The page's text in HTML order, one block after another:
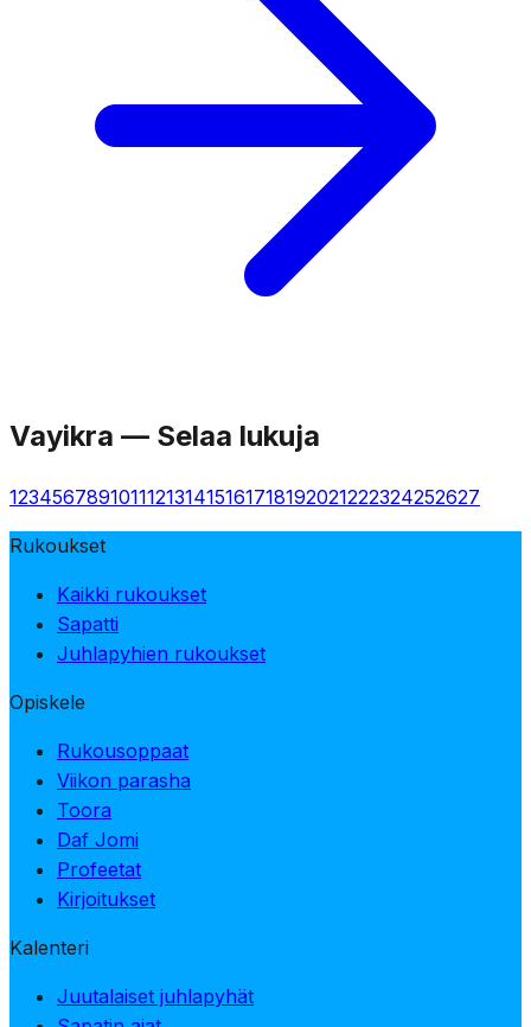
Vayikra — Selaa lukuja
123456789101112131415161718192021222324252627
Rukoukset
Kaikki rukoukset
Sapatti
Juhlapyhien rukoukset
Opiskele
Rukousoppaat
Viikon parasha
Toora
Daf Jomi
Profeetat
Kirjoitukset
Kalenteri
Juutalaiset juhlapyhät